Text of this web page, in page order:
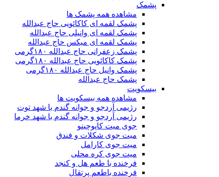
پشمک
مشاهده همه پشمک ها
پشمک لقمه ای کاکائویی حاج عبدالله
پشمک لقمه ای وانیلی حاج عبدالله
پشمک لقمه ای میکس حاج عبدالله
پشمک زعفرانی حاج عبدالله ۱۸۰گرمی
پشمک کاکائویی حاج عبدالله ۱۸۰گرمی
پشمک وانیل حاج عبدالله ۱۸۰گرمی
پشمک حاج عبدالله
بیسکویت
مشاهده همه بیسکویت ها
رژیمی آردجو و جوانه گندم با شهد توت
رژیمی آردجو و جوانه گندم با شهد خرما
جوی میت کاپوچینو
میت جوی شکلات و فندق
میت جوی کارامل
میت جوی کره محلی
فرخنده با طعم هل و کنجد
فرخنده باطعم پرتقال